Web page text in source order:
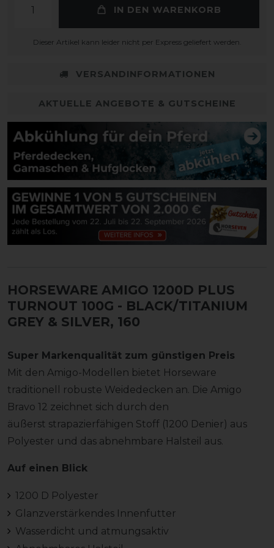
IN DEN WARENKORB
Dieser Artikel kann leider nicht per Express geliefert werden.
VERSANDINFORMATIONEN
AKTUELLE ANGEBOTE & GUTSCHEINE
HORSEWARE AMIGO 1200D PLUS
TURNOUT 100G - BLACK/TITANIUM
GREY & SILVER, 160
Super Markenqualität zum günstigen Preis
Mit den Amigo-Modellen bietet Horseware
traditionell robuste Weidedecken an. Die Amigo
Bravo 12 zeichnet sich durch den
äußerst strapazierfähigen Stoff (1200 Denier) aus
Polyester und das abnehmbare Halsteil aus.
Auf einen Blick
1200 D Polyester
Glanzverstärkendes Innenfutter
Wasserdicht und atmungsaktiv